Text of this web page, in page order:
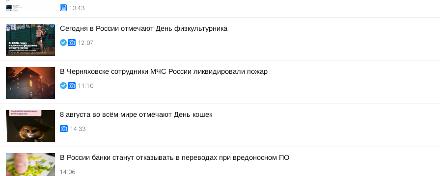
13:43
Сегодня в России отмечают День физкультурника
12:07
В Черняховске сотрудники МЧС России ликвидировали пожар
11:10
8 августа во всём мире отмечают День кошек
14:33
В России банки станут отказывать в переводах при вредоносном ПО
14:06